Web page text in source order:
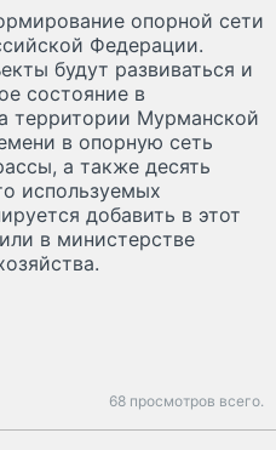
опорной сети
Федерации.
будут развиваться и
состояние в
территории Мурманской
в опорную сеть
а также десять
используемых
добавить в этот
в министерстве
68 просмотров всего.